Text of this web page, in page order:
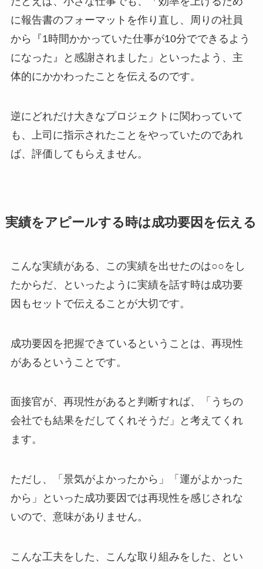
に報告書のフォーマットを作り直し、周りの社員
から『1時間かかっていた仕事が10分でできるよう
になった』と感謝されました」といったよう、主
体的にかかわったことを伝えるのです。
逆にどれだけ大きなプロジェクトに関わっていて
も、上司に指示されたことをやっていたのであれ
ば、評価してもらえません。
実績をアピールする時は成功要因を伝える
こんな実績がある、この実績を出せたのは○○をし
たからだ、といったように実績を話す時は成功要
因もセットで伝えることが大切です。
成功要因を把握できているということは、再現性
があるということです。
面接官が、再現性があると判断すれば、「うちの
会社でも結果をだしてくれそうだ」と考えてくれ
ます。
ただし、「景気がよかったから」「運がよかった
から」といった成功要因では再現性を感じされな
いので、意味がありません。
こんな工夫をした、こんな取り組みをした、とい